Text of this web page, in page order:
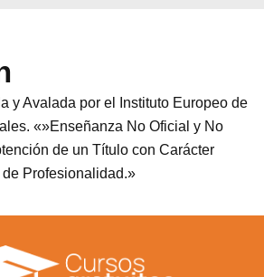
y Avalada por el Instituto Europeo de
«»Enseñanza No Oficial y No
de un Título con Carácter
Profesionalidad.»